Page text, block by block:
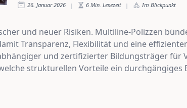
26. Januar 2026 | 6 Min. Lesezeit | Im Blickpunkt
und neuer Risiken. Multiline-Polizzen
Transparenz, Flexibilität und eine
und zertifizierter Bildungsträger für
strukturellen Vorteile ein durchgängiges